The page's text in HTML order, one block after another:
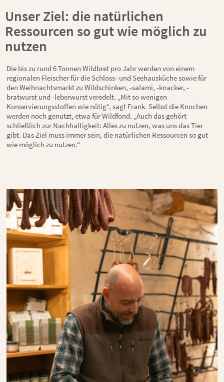
Unser Ziel: die natürlichen
Ressourcen so gut wie möglich zu
nutzen
Die bis zu rund 6 Tonnen Wildbret pro Jahr werden von einem
regionalen Fleischer für die Schloss- und Seehausküche sowie für
den Weihnachtsmarkt zu Wildschinken, -salami, -knacker, -
bratwurst und -leberwurst veredelt. „Mit so wenigen
Konservierungsstoffen wie nötig“, sagt Frank. Selbst die Knochen
werden noch genutzt, etwa für Wildfond. „Auch das gehört
schließlich zur Nachhaltigkeit: Alles zu nutzen, was uns das Tier
gibt. Das Ziel muss immer sein, die natürlichen Ressourcen so gut
wie möglich zu nutzen.“